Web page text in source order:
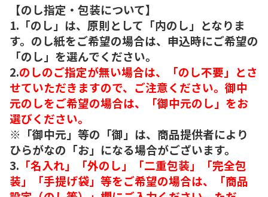
【のし指定・包装について】
1.「のし」は、原則として「内のし」となりま
す。のし紙をご希望の場合は、申込時にご希望の
「のし」を選んでください。
2.のしのご指定が無い場合は、「のし不要」とさ
せていただきますので、ご注意ください。御中
元のしをご希望の場合は、「御中元のし」をお
選びください。
※「御中元」等の「御」は、商品提供者により
ひらがなの「お」になる場合がございます。
3. 「名入れ」「外のし」「二重包装」「完全包
装」「手提げ袋」等をご希望の場合は、「商品